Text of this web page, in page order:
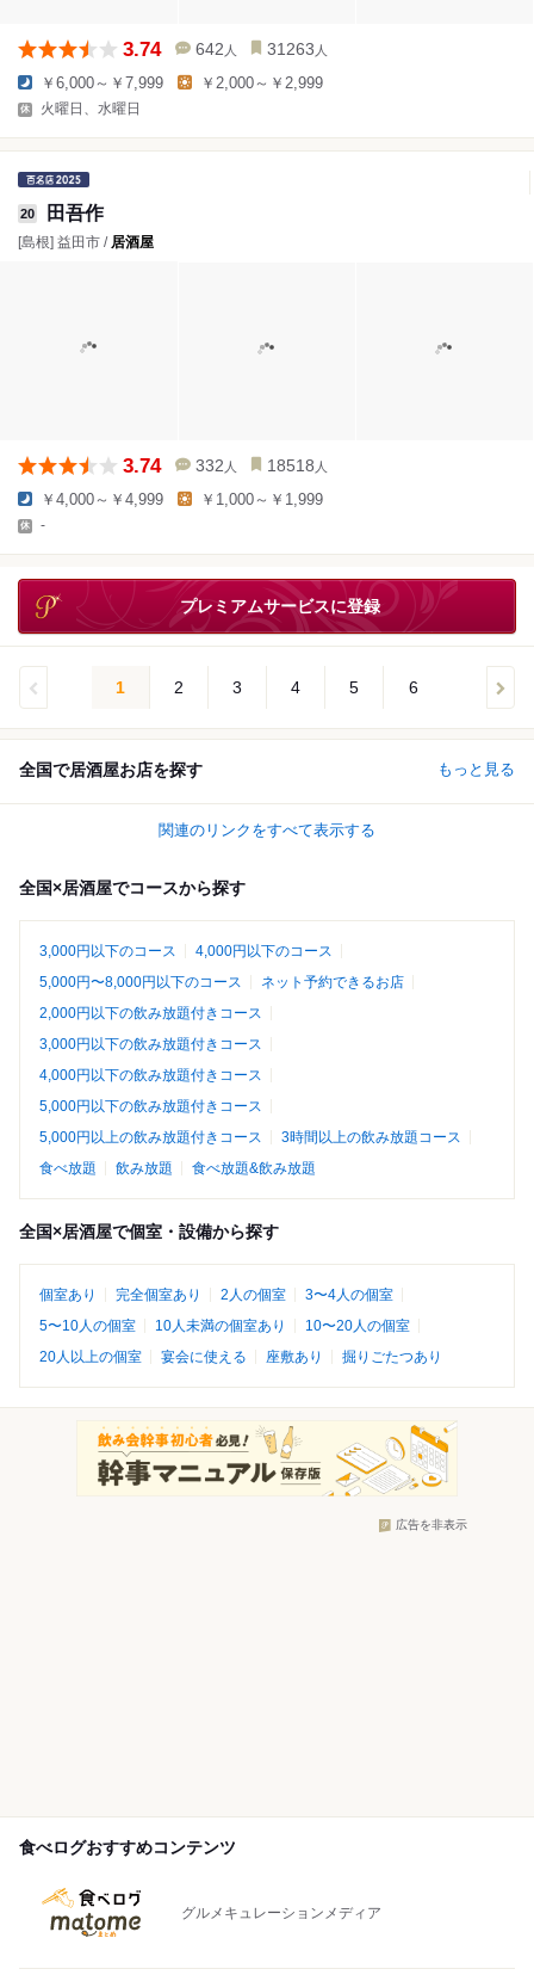
3.74 642 人 31263 人
￥6,000～￥7,999 ￥2,000～￥2,999
火曜日、水曜日
20 田吾作
[島根] 益田市 / 居酒屋
3.74 332 人 18518 人
￥4,000～￥4,999 ￥1,000～￥1,999
-
プレミアムサービスに登録
1 2 3 4 5 6
全国で居酒屋お店を探す もっと見る
関連のリンクをすべて表示する
全国×居酒屋でコースから探す
3,000円以下のコース
4,000円以下のコース
5,000円〜8,000円以下のコース
ネット予約できるお店
2,000円以下の飲み放題付きコース
3,000円以下の飲み放題付きコース
4,000円以下の飲み放題付きコース
5,000円以下の飲み放題付きコース
5,000円以上の飲み放題付きコース
3時間以上の飲み放題コース
食べ放題
飲み放題 食べ放題&飲み放題
全国×居酒屋で個室・設備から探す
個室あり 完全個室あり 2人の個室
3〜4人の個室
5〜10人の個室
10人未満の個室あり
10〜20人の個室
20人以上の個室
宴会に使える 座敷あり 掘りごたつあり
広告を非表示
食べログおすすめコンテンツ
グルメキュレーションメディア